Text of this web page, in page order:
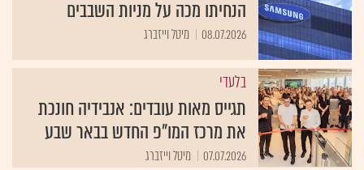
הנחיתו מכה על מניות השבבים
08.07.2026 מיטל וייזברג
בלעדי
תגייס מאות עובדים: אנבידיה חונכת
את מרכז המו"פ החדש בבאר שבע
07.07.2026 מיטל וייזברג